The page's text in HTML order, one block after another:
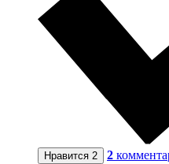
Нравится 2 2